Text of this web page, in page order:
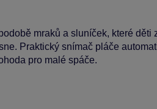
mraků a sluníček, které děti
Praktický snímač pláče
pro malé spáče.